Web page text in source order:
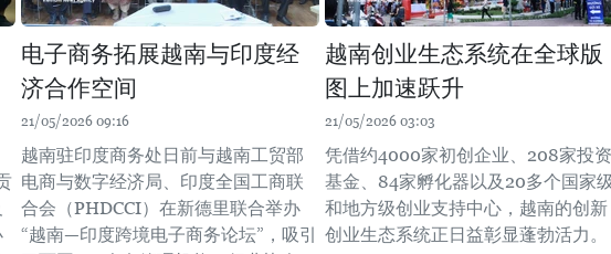
电子商务拓展越南与印度经
济合作空间
21/05/2026 09:16
越南驻印度商务处日前与越南工贸部
电商与数字经济局、印度全国工商联
合会（PHDCCI）在新德里联合举办
“越南—印度跨境电子商务论坛”，吸引
越南创业生态系统在全球版
图上加速跃升
21/05/2026 03:03
凭借约4000家初创企业、208家投资
基金、84家孵化器以及20多个国家
和地方级创业支持中心，越南的创新
创业生态系统正日益彰显蓬勃活力。